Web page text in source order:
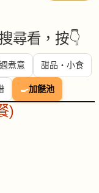
尋看，按👇
煮意 甜品・小食
🍳加餸池
)